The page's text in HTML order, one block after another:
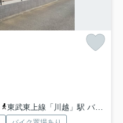
東武東上線「川越」駅 バス12分 「今福中台」 停歩7分